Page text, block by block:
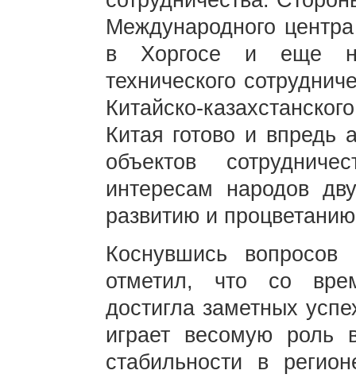
Международного
в Хоргосе и еще
технического
Китайско-
Китая готово и впредь
объектов
интересам народов
развитию и
Коснувшись
отметил, что со
достигла заметных
играет весомую роль
стабильности в